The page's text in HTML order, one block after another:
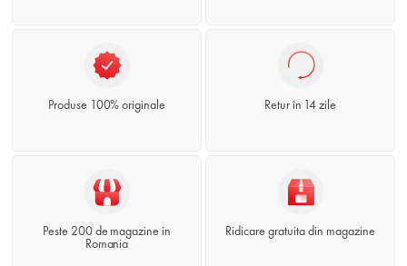
Produse 100% originale Retur în 14 zile
Peste 200 de magazine in
Romania
Ridicare gratuita din magazine